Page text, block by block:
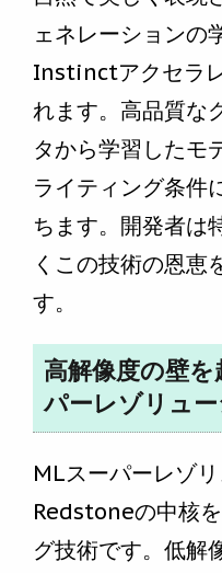
ェネレーションの
Instinctアクセラ
れます。高品質な
タから学習したモ
ライティング条件
ちます。開発者は
くこの技術の恩恵
す。
高解像度の壁
パーレゾリュ
MLスーパーレゾ
Redstoneの中核
グ技術です。低解